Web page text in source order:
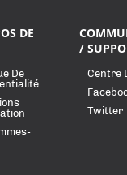
DE
De
/
Centre
Twitter